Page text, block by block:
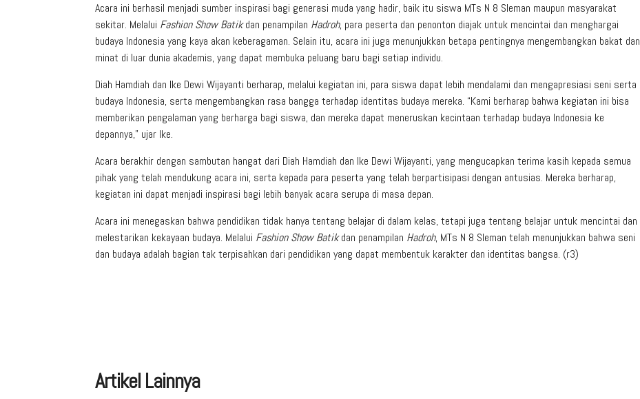
Acara ini berhasil menjadi sumber inspirasi bagi generasi muda yang hadir, baik itu siswa MTs N 8 Sleman maupun masyarakat
sekitar. Melalui Fashion Show Batikdan penampilan Hadroh, para peserta dan penonton diajak untuk mencintai dan menghargai
budaya Indonesia yang kaya akan keberagaman. Selain itu, acara ini juga menunjukkan betapa pentingnya mengembangkan bakat dan
minat di luar dunia akademis, yang dapat membuka peluang baru bagi setiap individu.
Diah Hamdiah dan Ike Dewi Wijayanti berharap, melalui kegiatan ini, para siswa dapat lebih mendalami dan mengapresiasi seni serta
budaya Indonesia, serta mengembangkan rasa bangga terhadap identitas budaya mereka. “Kami berharap bahwa kegiatan ini bisa
memberikan pengalaman yang berharga bagi siswa, dan mereka dapat meneruskan kecintaan terhadap budaya Indonesia ke
depannya,” ujar Ike.
Acara berakhir dengan sambutan hangat dari Diah Hamdiah dan Ike Dewi Wijayanti, yang mengucapkan terima kasih kepada semua
pihak yang telah mendukung acara ini, serta kepada para peserta yang telah berpartisipasi dengan antusias. Mereka berharap,
kegiatan ini dapat menjadi inspirasi bagi lebih banyak acara serupa di masa depan.
Acara ini menegaskan bahwa pendidikan tidak hanya tentang belajar di dalam kelas, tetapi juga tentang belajar untuk mencintai dan
melestarikan kekayaan budaya. Melalui Fashion Show Batikdan penampilan Hadroh, MTs N 8 Sleman telah menunjukkan bahwa seni
dan budaya adalah bagian tak terpisahkan dari pendidikan yang dapat membentuk karakter dan identitas bangsa. (r3)
Artikel Lainnya